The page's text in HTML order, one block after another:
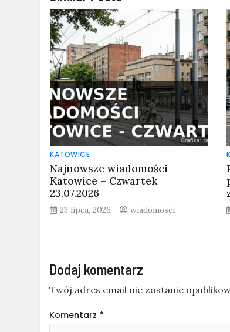
KATOWICE
Najnowsze wiadomości
Katowice – Czwartek
23.07.2026
23 lipca, 2026 wiadomosci
Dodaj komentarz
Twój adres email nie zostanie
Komentarz *